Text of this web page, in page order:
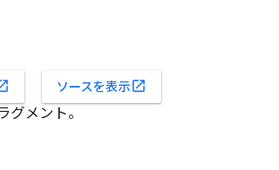
ソースを表示open_in_new
グメント。